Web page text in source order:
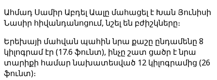
Ահմադ Սամիր Աբդել Աալը մահացել է Խան Յունիսի
Նասիր հիվանդանոցում, նշել են բժիշկները։
Երեխայի մահվան պահին նրա քաշը ընդամենը 8
կիլոգրամ էր (17.6 ֆունտ), ինչը շատ ցածր է նրա
տարիքի համար նախատեսված 12 կիլոգրամից (26
ֆունտ)։